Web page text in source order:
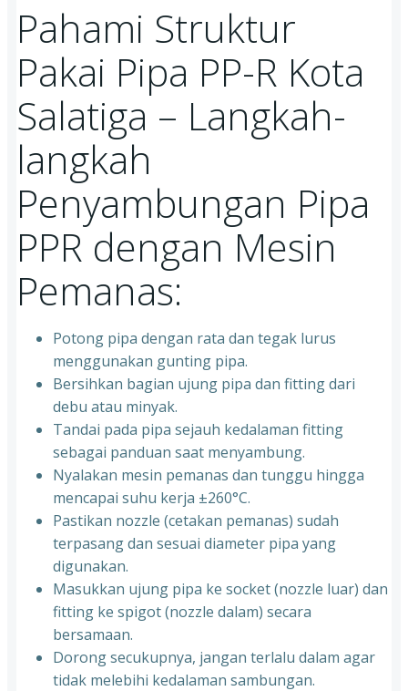
Pahami Struktur
Pakai Pipa PP-R Kota
Salatiga – Langkah-
langkah
Penyambungan Pipa
PPR dengan Mesin
Pemanas:
Potong pipa dengan rata dan tegak lurus
menggunakan gunting pipa.
Bersihkan bagian ujung pipa dan fitting dari
debu atau minyak.
Tandai pada pipa sejauh kedalaman fitting
sebagai panduan saat menyambung.
Nyalakan mesin pemanas dan tunggu hingga
mencapai suhu kerja ±260°C.
Pastikan nozzle (cetakan pemanas) sudah
terpasang dan sesuai diameter pipa yang
digunakan.
Masukkan ujung pipa ke socket (nozzle luar) dan
fitting ke spigot (nozzle dalam) secara
bersamaan.
Dorong secukupnya, jangan terlalu dalam agar
tidak melebihi kedalaman sambungan.